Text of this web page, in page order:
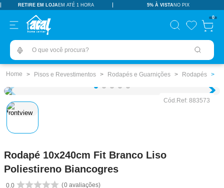
RETIRE EM LOJAEM ATÉ 1 HORA 5% À VISTANO PIX
0
O que você procura?
Pisos e Revestimentos Rodapés e Guarnições Rodapés
Cód.Ref: 883573
Rodapé 10x240cm Fit Branco Liso
Poliestireno Biancogres
0.0 0 avaliações
TERMOS MAIS BUSCADOS
pisos revestimentos
º ceramica
tinta
4
5º revestimento
8º porta
9º chuveiro